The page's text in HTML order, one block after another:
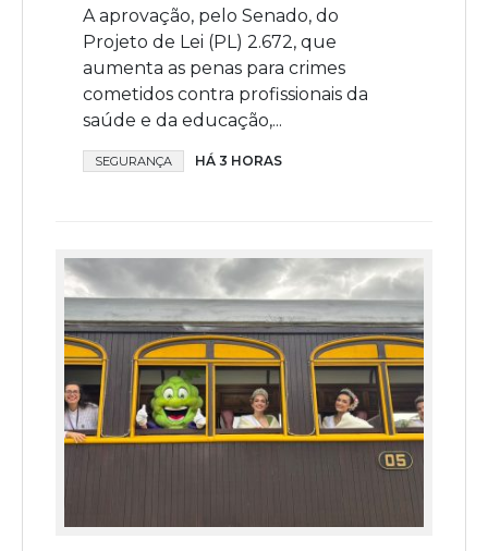
A aprovação, pelo Senado, do
Projeto de Lei (PL) 2.672, que
aumenta as penas para crimes
cometidos contra profissionais da
saúde e da educação,...
SEGURANÇA HÁ 3 HORAS